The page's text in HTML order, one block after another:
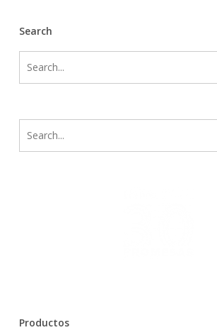
Search
Productos